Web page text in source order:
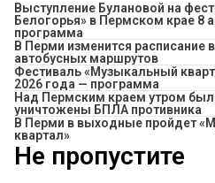
Выступление Булановой на
Белогорья» в Пермском крае 8
программа
​В Перми изменится расписание
автобусных маршрутов
Фестиваль «Музыкальный
2026 года — программа
Над Пермским краем утром
уничтожены БПЛА противника
В Перми в выходные пройдет
квартал»
Не пропустите